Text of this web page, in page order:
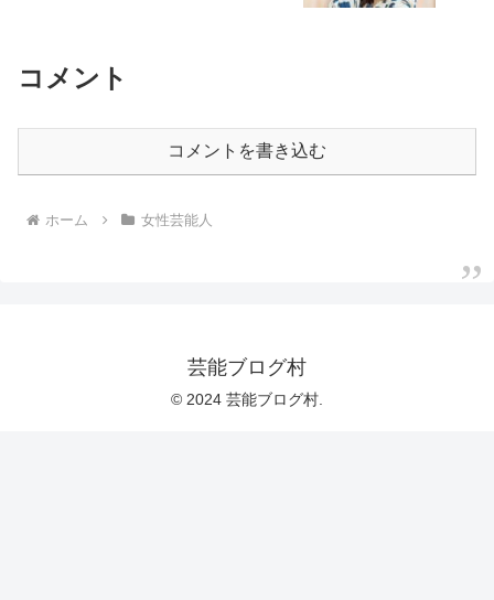
コメント
コメントを書き込む
ホーム 女性芸能人
芸能ブログ村
© 2024 芸能ブログ村.